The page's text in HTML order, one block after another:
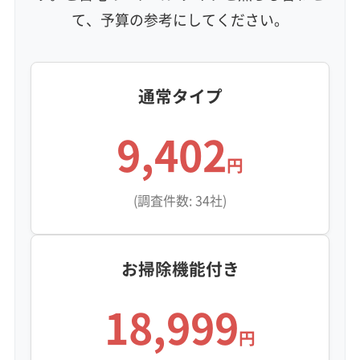
て、予算の参考にしてください。
通常タイプ
9,402円
(調査件数: 34社)
お掃除機能付き
18,999円